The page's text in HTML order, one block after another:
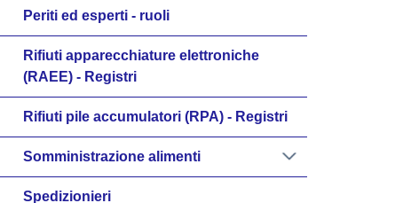
Periti ed esperti - ruoli
Rifiuti apparecchiature elettroniche
(RAEE) - Registri
Rifiuti pile accumulatori (RPA) - Registri
Somministrazione alimenti
Spedizionieri